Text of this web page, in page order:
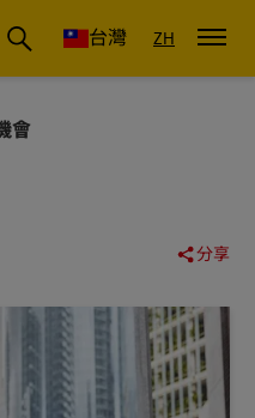
物流指南台灣 ZH
會
分享